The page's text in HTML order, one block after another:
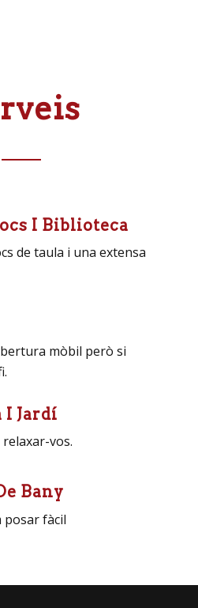
I Biblioteca
de taula i una extensa
mòbil però si
I Jardí
vos.
Bany
posar fàcil